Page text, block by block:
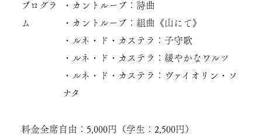
プログラ
ム
・カントルーブ：詩曲
・カントルーブ：組曲《山にて》
・ルネ・ド・カステラ：子守歌
・ルネ・ド・カステラ：緩やかなワルツ
・ルネ・ド・カステラ：ヴァイオリン・ソ
ナタ
料金全席自由：5,000円（学生：2,500円）